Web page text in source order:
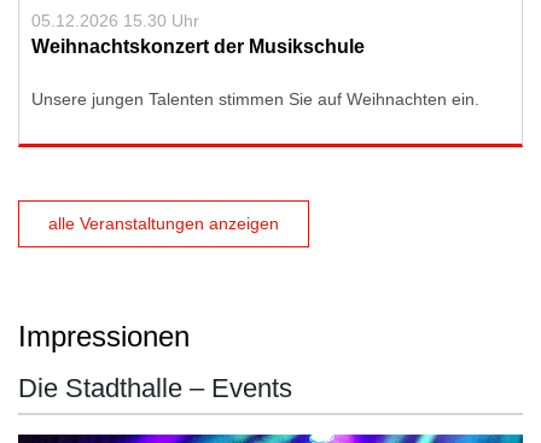
05.12.2026 15.30 Uhr
Weihnachtskonzert der Musikschule
Unsere jungen Talenten stimmen Sie auf Weihnachten ein.
alle Veranstaltungen anzeigen
Impressionen
Die Stadthalle – Events